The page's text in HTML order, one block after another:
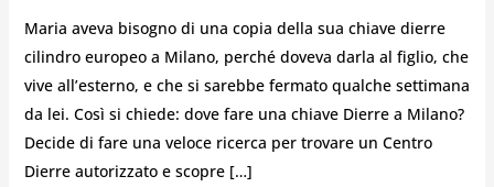
Maria aveva bisogno di una copia della sua chiave dierre
cilindro europeo a Milano, perché doveva darla al figlio, che
vive all’esterno, e che si sarebbe fermato qualche settimana
da lei. Così si chiede: dove fare una chiave Dierre a Milano?
Decide di fare una veloce ricerca per trovare un Centro
Dierre autorizzato e scopre […]